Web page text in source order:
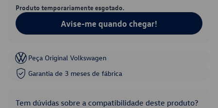
Produto temporariamente esgotado.
Avise-me quando chegar!
Peça Original Volkswagen
Garantia de 3 meses de fábrica
Tem dúvidas sobre a compatibilidade deste produto?